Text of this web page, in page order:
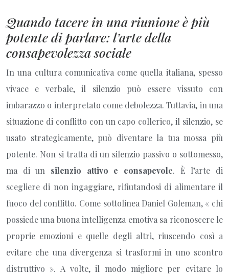
Quando tacere in una riunione è più
potente di parlare: l’arte della
consapevolezza sociale
In una cultura comunicativa come quella italiana, spesso
vivace e verbale, il silenzio può essere vissuto con
imbarazzo o interpretato come debolezza. Tuttavia, in una
situazione di conflitto con un capo collerico, il silenzio, se
usato strategicamente, può diventare la tua mossa più
potente. Non si tratta di un silenzio passivo o sottomesso,
ma di un silenzio attivo e consapevole. È l’arte di
scegliere di non ingaggiare, rifiutandosi di alimentare il
fuoco del conflitto. Come sottolinea Daniel Goleman, « chi
possiede una buona intelligenza emotiva sa riconoscere le
proprie emozioni e quelle degli altri, riuscendo così a
evitare che una divergenza si trasformi in uno scontro
distruttivo ». A volte, il modo migliore per evitare lo